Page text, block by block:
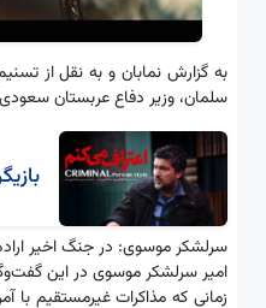
به گزارش نمابان و به نقل از
سلمان، وزیر دفاع عربستان سعودی در مورد جنگ ١٢روزه با رژیم صهیونیستى و آمریکا و همچنین
سرلشکر موسوی: در جنگ اخیر
امیر سرلشکر موسوى در این